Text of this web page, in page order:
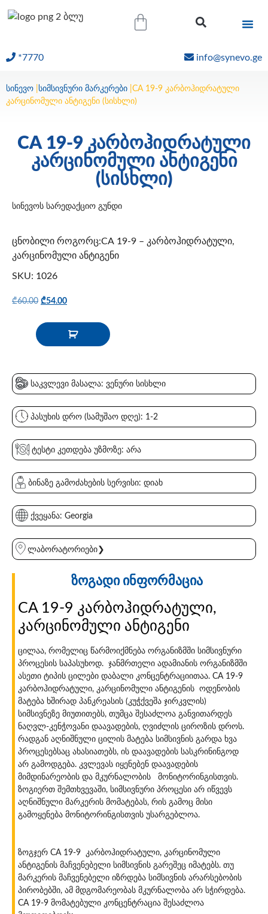
*7770 info@synevo.ge
სინევო სიმსივნური მარკერები СА 19-9 კარბოჰიდრატული
კარცინომული ანტიგენი (სისხლი)
СА 19-9 კარბოჰიდრატული
კარცინომული ანტიგენი
(სისხლი)
სინევოს სარედაქციო გუნდი
ცნობილი როგორც:СА 19-9 – კარბოჰიდრატული,
კარცინომული ანტიგენი
SKU: 1026
₾60.00 ₾54.00
საკვლევი მასალა: ვენური სისხლი
პასუხის დრო (სამუშაო დღე): 1-2
ტესტი კეთდება უზმოზე: არა
ბინაზე გამოძახების სერვისი: დიახ
ქვეყანა: Georgia
ლაბორატორიები❯
ზოგადი ინფორმაცია
CA 19-9 კარბოჰიდრატული,
კარცინომული ანტიგენი
ცილაა, რომელიც წარმოიქმნება ორგანიზმში სიმსივნური
პროცესის საპასუხოდ. ჯანმრთელი ადამიანის ორგანიზმში
ასეთი ტიპის ცილები დაბალი კონცენტრაციითაა. CA 19-9
კარბოჰიდრატული, კარცინომული ანტიგენის ოდენობის
მატება ხშირად პანკრეასის (კუჭქვეშა ჯირკვლის)
სიმსივნეზე მიუთითებს, თუმცა შესაძლოა განვითარდეს
ნაღვლ-კენჭოვანი დაავადების, ღვიძლის ციროზის დროს.
რადგან აღნიშნული ცილის მატება სიმსივნის გარდა ხვა
პროცესებსაც ახასიათებს, ის დაავადების სასკრინინგოდ
არ გამოდგება. კვლევას იყენებენ დაავადების
მიმდინარეობის და მკურნალობის მონიტორინგისთვის.
ზოგიერთ შემთხვევაში, სიმსივნური პროცესი არ იწვევს
აღნიშნული მარკერის მომატებას, რის გამოც მისი
გამოყენება მონიტორინგისთვის უსარგებლოა.
ზოგჯერ CA 19-9 კარბოჰიდრატული, კარცინომული
ანტიგენის მაჩვენებელი სიმსივნის გარეშეც იმატებს. თუ
მარკერის მაჩვენებელი იზრდება სიმსივნის არარსებობის
პირობებში, ამ მდგომარეობას მკურნალობა არ სჭირდება.
CA 19-9 მომატებული კონცენტრაცია შესაძლოა